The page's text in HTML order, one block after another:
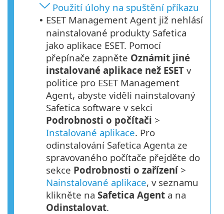
Použití úlohy na spuštění příkazu
• ESET Management Agent již nehlásí
nainstalované produkty Safetica
jako aplikace ESET. Pomocí
přepínače zapněte Oznámit jiné
instalované aplikace než ESET v
politice pro ESET Management
Agent, abyste viděli nainstalovaný
Safetica software v sekci
Podrobnosti o počítači >
Instalované aplikace. Pro
odinstalování Safetica Agenta ze
spravovaného počítače přejděte do
sekce Podrobnosti o zařízení>
Nainstalované aplikace, v seznamu
klikněte na Safetica Agent a na
Odinstalovat.